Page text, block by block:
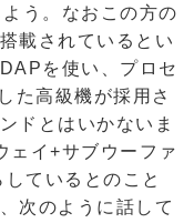
う。なおこの方の
載されているとい
を使い、プロセ
た高級機が採用さ
ドとはいかないま
ェイ+サブウーファ
ているとのこと
次のように話して